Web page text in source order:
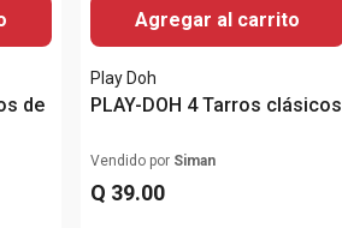
de
Agregar al carrito
Play Doh
PLAY-DOH 4 Tarros clásicos
Vendido por Siman
Q 39.00